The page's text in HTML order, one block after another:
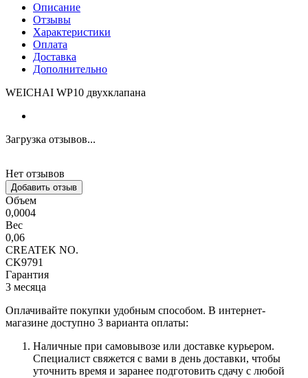
Описание
Отзывы
Характеристики
Оплата
Доставка
Дополнительно
WEICHAI WP10 двухклапана
Загрузка отзывов...
Нет отзывов
Добавить отзыв
Объем
0,0004
Вес
0,06
CREATEK NO.
CK9791
Гарантия
3 месяца
Оплачивайте покупки удобным способом. В интернет-
магазине доступно 3 варианта оплаты:
Наличные при самовывозе или доставке курьером.
Специалист свяжется с вами в день доставки, чтобы
уточнить время и заранее подготовить сдачу с любой